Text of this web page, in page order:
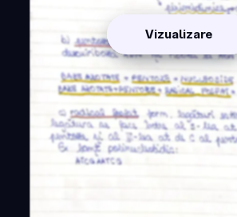
Vizualizare